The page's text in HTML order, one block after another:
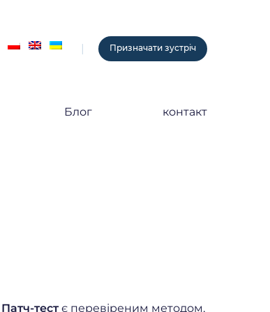
Призначати зустріч
Блог контакт
Патч-тестє перевіреним методом,